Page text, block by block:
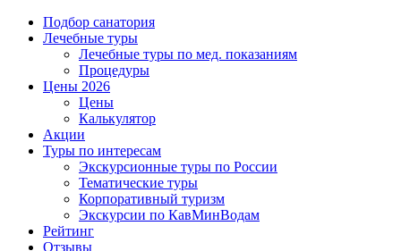
Подбор санатория
Лечебные туры
Лечебные туры по мед. показаниям
Процедуры
Цены 2026
Цены
Калькулятор
Акции
Туры по интересам
Экскурсионные туры по России
Тематические туры
Корпоративный туризм
Экскурсии по КавМинВодам
Рейтинг
Отзывы